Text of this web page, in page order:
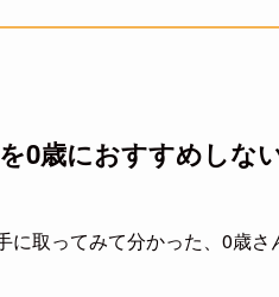
0歳におすすめしな
に取ってみて分かった、0歳